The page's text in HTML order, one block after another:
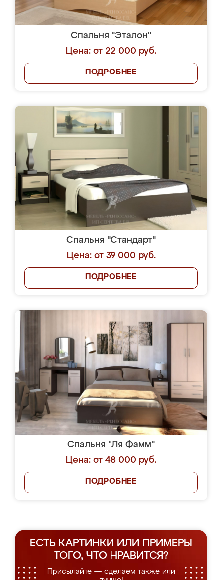
Спальня "Эталон"
Цена: от 22 000 руб.
ПОДРОБНЕЕ
Спальня "Стандарт"
Цена: от 39 000 руб.
ПОДРОБНЕЕ
Спальня "Ля Фамм"
Цена: от 48 000 руб.
ПОДРОБНЕЕ
ЕСТЬ КАРТИНКИ ИЛИ ПРИМЕРЫ
ТОГО, ЧТО НРАВИТСЯ?
Присылайте — сделаем также или